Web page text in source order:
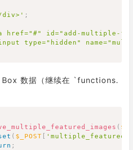
div>' ;
href="#" id="add-multiple-
type="hidden"
数据（继续在 `functions.
(
( $_POST [
;